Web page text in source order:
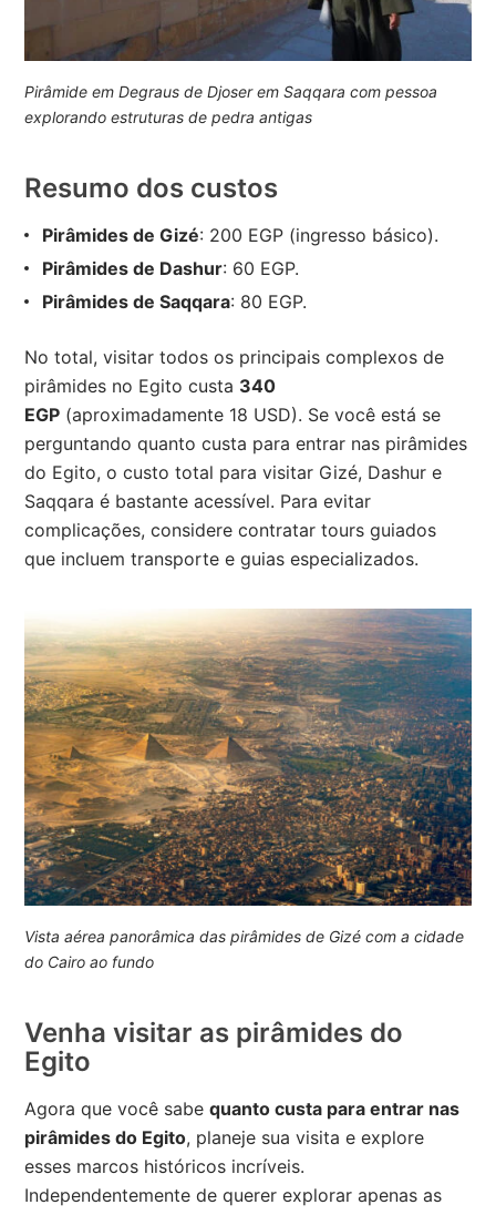
Pirâmide em Degraus de Djoser em Saqqara com pessoa
explorando estruturas de pedra antigas
Resumo dos custos
Pirâmides de Gizé: 200 EGP (ingresso básico).
Pirâmides de Dashur: 60 EGP.
Pirâmides de Saqqara: 80 EGP.
No total, visitar todos os principais complexos de
pirâmides no Egito custa 340
EGP (aproximadamente 18 USD). Se você está se
perguntando quanto custa para entrar nas pirâmides
do Egito, o custo total para visitar Gizé, Dashur e
Saqqara é bastante acessível. Para evitar
complicações, considere contratar tours guiados
que incluem transporte e guias especializados.
Vista aérea panorâmica das pirâmides de Gizé com a cidade
do Cairo ao fundo
Venha visitar as pirâmides do
Egito
Agora que você sabequanto custa para entrar nas
pirâmides do Egito, planeje sua visita e explore
esses marcos históricos incríveis.
Independentemente de querer explorar apenas as